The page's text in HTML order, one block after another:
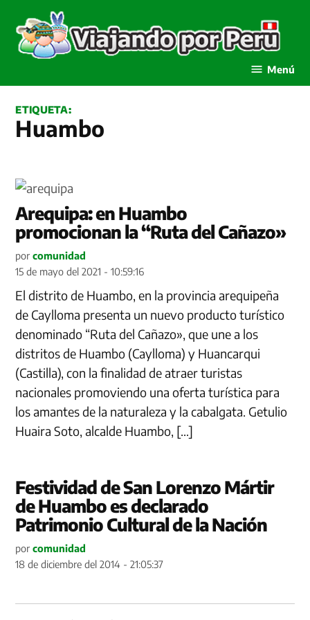
contenido
Menú
ETIQUETA:
Huambo
Arequipa: en Huambo
promocionan la “Ruta del Cañazo»
por comunidad
15 de mayo del 2021 - 10:59:16
El distrito de Huambo, en la provincia arequipeña
de Caylloma presenta un nuevo producto turístico
denominado “Ruta del Cañazo», que une a los
distritos de Huambo (Caylloma) y Huancarqui
(Castilla), con la finalidad de atraer turistas
nacionales promoviendo una oferta turística para
los amantes de la naturaleza y la cabalgata. Getulio
Huaira Soto, alcalde Huambo, […]
Festividad de San Lorenzo Mártir
de Huambo es declarado
Patrimonio Cultural de la Nación
por comunidad
18 de diciembre del 2014 - 21:05:37